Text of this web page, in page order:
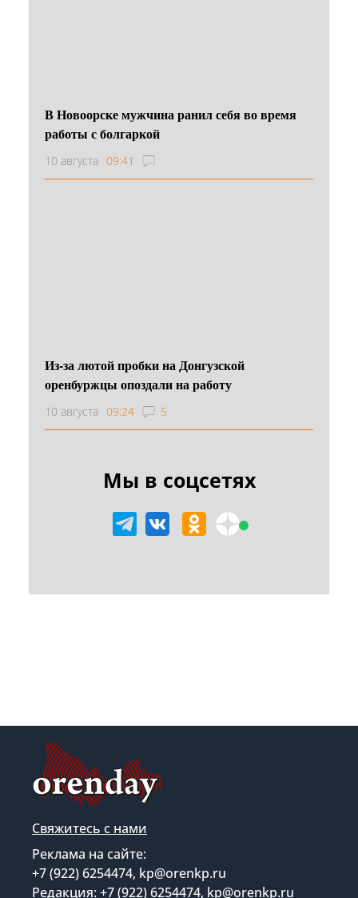
В Новоорске мужчина ранил себя во время
работы с болгаркой
10 августа 09:41
Из-за лютой пробки на Донгузской
оренбуржцы опоздали на работу
10 августа 09:24 5
Мы в соцсетях
Свяжитесь с нами
Реклама на сайте:
+7 (922) 6254474, kp@orenkp.ru
Редакция: +7 (922) 6254474, kp@orenkp.ru